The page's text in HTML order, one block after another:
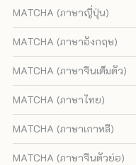
MATCHA (ภาษาญี่ปุ่น)
MATCHA (ภาษาอังกฤษ)
MATCHA (ภาษาจีนเต็มตัว)
MATCHA (ภาษาไทย)
MATCHA (ภาษาเกาหลี)
MATCHA (ภาษาจีนตัวย่อ)